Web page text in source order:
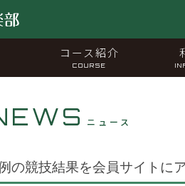
コース紹介
COURSE
ニュース
の競技結果を会員サイトに